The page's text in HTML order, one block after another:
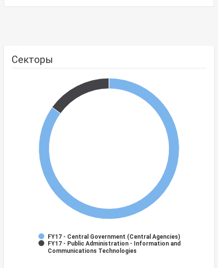
Секторы
FY17 - Central Government (Central Agencies)
FY17 - Public Administration - Information and
Communications Technologies